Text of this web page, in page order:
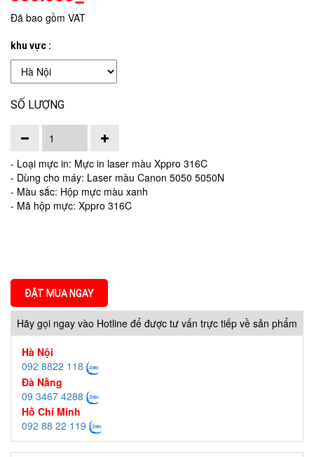
Đã bao gồm VAT
khu vực :
SỐ LƯỢNG
- Loại mực in: Mực in laser màu Xppro 316C
- Dùng cho máy: Laser màu Canon 5050 5050N
- Màu sắc: Hộp mực màu xanh
- Mã hộp mực: Xppro 316C
ĐẶT MUA NGAY
Hãy gọi ngay vào Hotline để được tư vấn trực tiếp về sản phẩm
Hà Nội
092 8822 118
Đà Nẵng
09 3467 4288
Hồ Chí Minh
092 88 22 119